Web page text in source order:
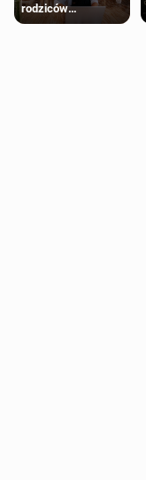
rodziców
pobierających Child